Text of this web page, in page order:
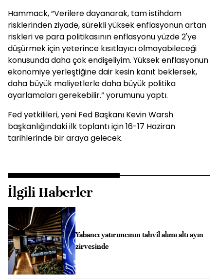
Hammack, “Verilere dayanarak, tam istihdam
risklerinden ziyade, sürekli yüksek enflasyonun artan
riskleri ve para politikasının enflasyonu yüzde 2'ye
düşürmek için yeterince kısıtlayıcı olmayabileceği
konusunda daha çok endişeliyim. Yüksek enflasyonun
ekonomiye yerleştiğine dair kesin kanıt beklersek,
daha büyük maliyetlerle daha büyük politika
ayarlamaları gerekebilir.” yorumunu yaptı.
Fed yetkilileri, yeni Fed Başkanı Kevin Warsh
başkanlığındaki ilk toplantı için 16-17 Haziran
tarihlerinde bir araya gelecek.
İlgili Haberler
Yabancı yatırımcının tahvil alımı altı ayın
zirvesinde